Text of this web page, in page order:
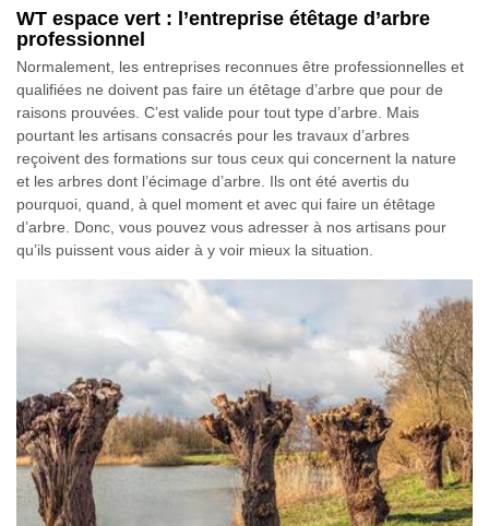
WT espace vert : l’entreprise étêtage d’arbre
professionnel
Normalement, les entreprises reconnues être professionnelles et
qualifiées ne doivent pas faire un étêtage d’arbre que pour de
raisons prouvées. C’est valide pour tout type d’arbre. Mais
pourtant les artisans consacrés pour les travaux d’arbres
reçoivent des formations sur tous ceux qui concernent la nature
et les arbres dont l’écimage d’arbre. Ils ont été avertis du
pourquoi, quand, à quel moment et avec qui faire un étêtage
d’arbre. Donc, vous pouvez vous adresser à nos artisans pour
qu’ils puissent vous aider à y voir mieux la situation.